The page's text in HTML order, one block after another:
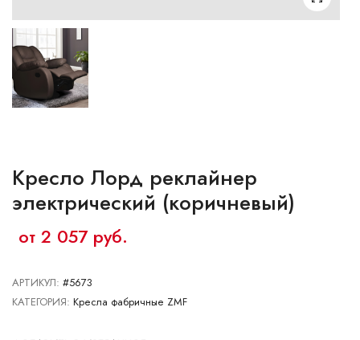
Могилев
Сморгонь
Кресло Лорд реклайнер
электрический (коричневый)
от 2 057 руб.
АРТИКУЛ: #5673
КАТЕГОРИЯ: Кресла фабричные ZMF